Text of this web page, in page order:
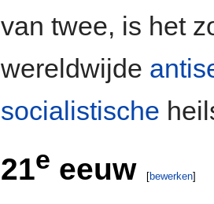
van twee, is het
wereldwijde
socialistische
21e eeuw [bewerken]